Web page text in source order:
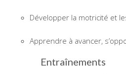
Développer la motricité et
Apprendre à avancer,
Entraînements